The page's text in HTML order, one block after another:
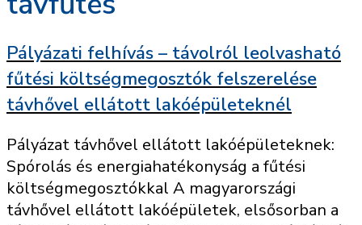
Pályázati felhívás – távolról leolvasható
fűtési költségmegosztók felszerelése
távhővel ellátott lakóépületeknél
Pályázat távhővel ellátott lakóépületeknek:
Spórolás és energiahatékonyság a fűtési
költségmegosztókkal A magyarországi
távhővel ellátott lakóépületek, elsősorban a